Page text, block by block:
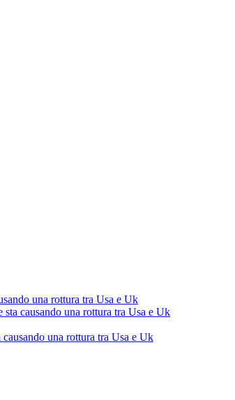
una rottura tra Usa e Uk
causando una rottura tra Usa e Uk
una rottura tra Usa e Uk